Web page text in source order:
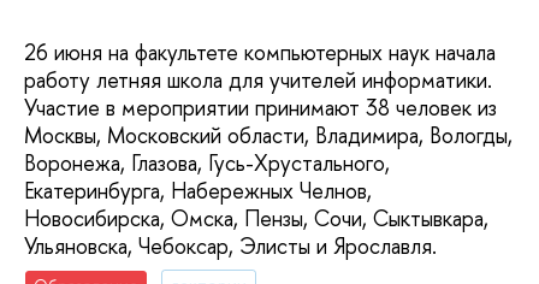
26 июня на факультете компьютерных наук начала
работу летняя школа для учителей информатики.
Участие в мероприятии принимают 38 человек из
Москвы, Московский области, Владимира, Вологды,
Воронежа, Глазова, Гусь-Хрустального,
Екатеринбурга, Набережных Челнов,
Новосибирска, Омска, Пензы, Сочи, Сыктывкара,
Ульяновска, Чебоксар, Элисты и Ярославля.